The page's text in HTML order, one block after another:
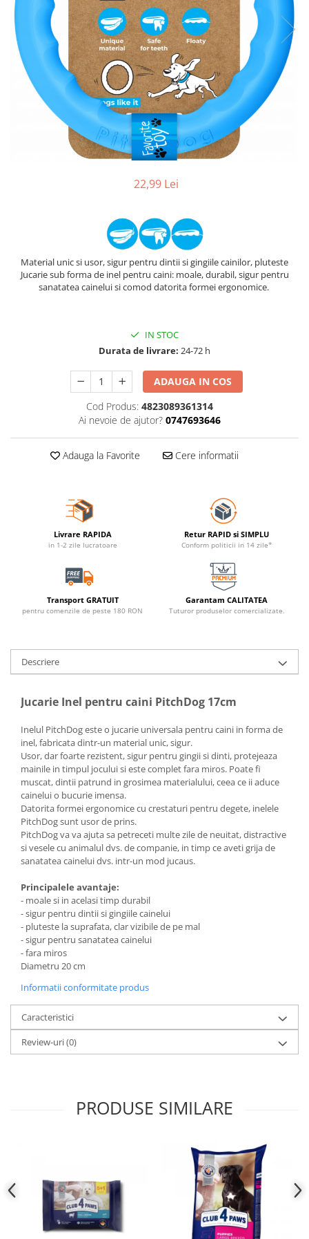
22,99 Lei
Material unic si usor, sigur pentru dintii si gingiile cainilor, pluteste
Jucarie sub forma de inel pentru caini: moale, durabil, sigur pentru
sanatatea cainelui si comod datorita formei ergonomice.
IN STOC
Durata de livrare: 24-72 h
ADAUGA IN COS
Cod Produs: 4823089361314
Ai nevoie de ajutor? 0747693646
Adauga la Favorite Cere informatii
Livrare RAPIDA
in 1-2 zile lucratoare
Retur RAPID si SIMPLU
Conform politicii in 14 zile*
Transport GRATUIT
pentru comenzile de peste 180 RON
Garantam CALITATEA
Tuturor produselor comercializate.
Descriere
Jucarie Inel pentru caini PitchDog 17cm
Inelul PitchDog este o jucarie universala pentru caini in forma de
inel, fabricata dintr-un material unic, sigur.
Usor, dar foarte rezistent, sigur pentru gingii si dinti, protejeaza
mainile in timpul jocului si este complet fara miros. Poate fi
muscat, dintii patrund in grosimea materialului, ceea ce ii aduce
cainelui o bucurie imensa.
Datorita formei ergonomice cu crestaturi pentru degete, inelele
PitchDog sunt usor de prins.
PitchDog va va ajuta sa petreceti multe zile de neuitat, distractive
si vesele cu animalul dvs. de companie, in timp ce aveti grija de
sanatatea cainelui dvs. intr-un mod jucaus.
Principalele avantaje:
- moale si in acelasi timp durabil
- sigur pentru dintii si gingiile cainelui
- pluteste la suprafata, clar vizibile de pe mal
- sigur pentru sanatatea cainelui
- fara miros
Diametru 20 cm
Informatii conformitate produs
Caracteristici
Review-uri(0)
PRODUSE SIMILARE